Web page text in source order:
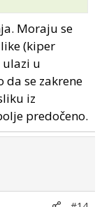
Moraju se
(kiper
u
da se zakrene
iz
predočeno.